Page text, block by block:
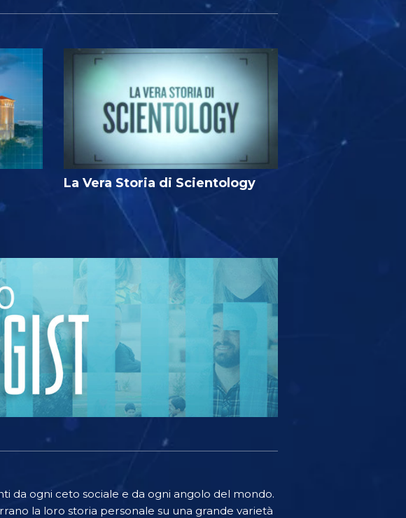
La Vera Storia di Scientology
da ogni ceto sociale e da ogni angolo del mondo.
la loro storia personale su una grande varietà